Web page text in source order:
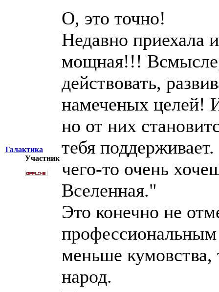
Галактика
Участник
О, это точно!
Недавно приехала
мощная!!!
действовать,
намеченых целей!
но от них
тебя
чего-то очень
Вселенная."
Это конечно не
меньше
народ.